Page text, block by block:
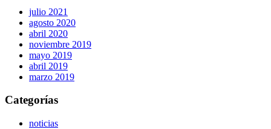
julio 2021
agosto 2020
abril 2020
noviembre 2019
mayo 2019
abril 2019
marzo 2019
Categorías
noticias